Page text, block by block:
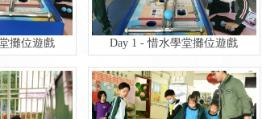
攤位遊戲 Day 1 - 惜水學堂攤位遊戲